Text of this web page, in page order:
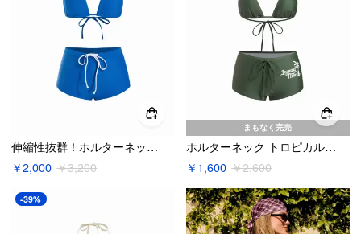
伸縮性抜群！ホルターネック・トライアングルカップビキニセット（ドローストリングウエスト）
￥2,000 ￥3,200
まもなく完売
ホルターネック トロピカルヤシ柄 三角ビキニ & ローライズ ドローストリング ショートパンツ セット
￥1,600 ￥2,600
-39%